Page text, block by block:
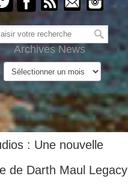
Archives News
: Une nouvelle
de Darth Maul Legacy